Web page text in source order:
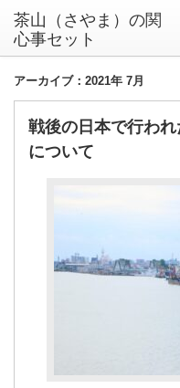
茶山（さやま）の関
心事セット
アーカイブ：2021年 7月
戦後の日本で行われ
について